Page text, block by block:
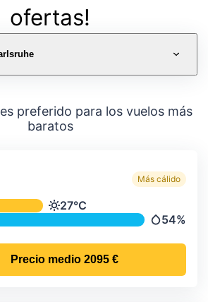
ofertas!
preferido para los vuelos más
baratos
Más cálido
y precipitación media
Temperatura
27°C
54%
Precio medio 2095 €